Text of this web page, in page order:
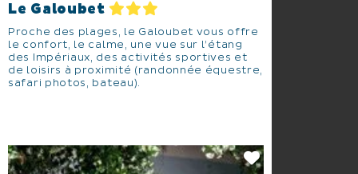
Le Galoubet
Proche des plages, le Galoubet vous offre
le confort, le calme, une vue sur l’étang
des Impériaux, des activités sportives et
de loisirs à proximité (randonnée équestre,
safari photos, bateau).